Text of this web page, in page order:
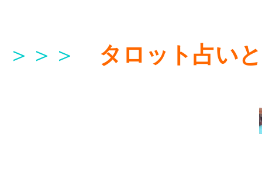
＞＞＞ タロット占い